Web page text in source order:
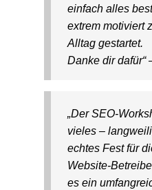
einfach alles
extrem motiviert
Alltag gestartet.
Danke dir dafür“
„Der SEO-
vieles –
echtes Fest für
Website-
es ein